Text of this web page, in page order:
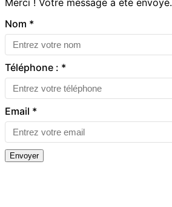
Nom *
Téléphone : *
Email *
Envoyer